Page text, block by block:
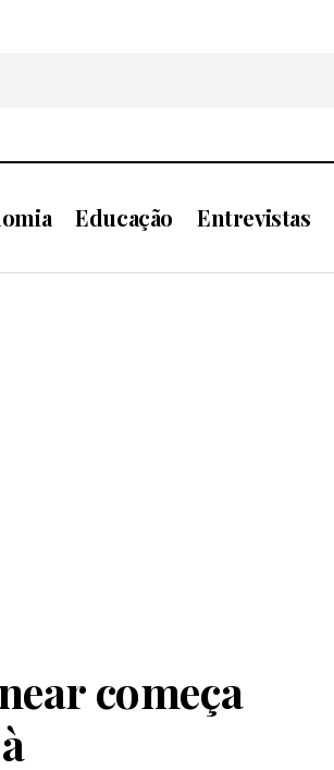
Educação Entrevistas
começa